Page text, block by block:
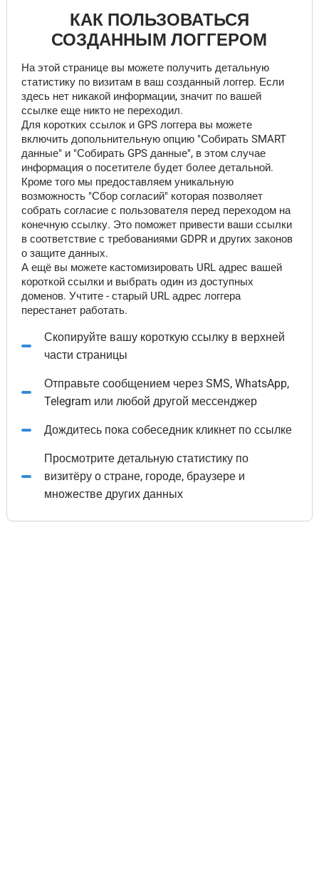
КАК ПОЛЬЗОВАТЬСЯ
СОЗДАННЫМ ЛОГГЕРОМ
На этой странице вы можете получить детальную
статистику по визитам в ваш созданный логгер. Если
здесь нет никакой информации, значит по вашей
ссылке еще никто не переходил.
Для коротких ссылок и GPS логгера вы можете
включить допольнительную опцию "Собирать SMART
данные" и "Собирать GPS данные", в этом случае
информация о посетителе будет более детальной.
Кроме того мы предоставляем уникальную
возможность "Сбор согласий" которая позволяет
собрать согласие с пользователя перед переходом на
конечную ссылку. Это поможет привести ваши ссылки
в соответствие с требованиями GDPR и других законов
о защите данных.
А ещё вы можете кастомизировать URL адрес вашей
короткой ссылки и выбрать один из доступных
доменов. Учтите - старый URL адрес логгера
перестанет работать.
Скопируйте вашу короткую ссылку в верхней
части страницы
Отправьте сообщением через SMS, WhatsApp,
Telegram или любой другой мессенджер
Дождитесь пока собеседник кликнет по ссылке
Просмотрите детальную статистику по
визитёру о стране, городе, браузере и
множестве других данных